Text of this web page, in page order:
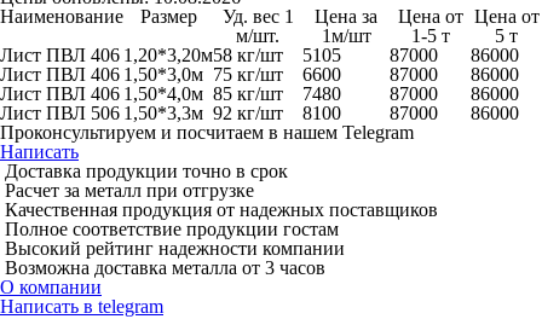
Наименование
Размер
Уд. вес 1
м/шт.
Цена за
1м/шт
Цена от
1-5 т
Цена от
5 т
Лист ПВЛ 406 1,20*3,20м58 кг/шт 5105 87000
86000
Лист ПВЛ 406 1,50*3,0м 75 кг/шт 6600 87000
86000
Лист ПВЛ 406 1,50*4,0м 85 кг/шт 7480 87000
86000
Лист ПВЛ 506 1,50*3,3м 92 кг/шт 8100 87000
86000
Проконсультируем и посчитаем в нашем Telegram
Написать
Доставка продукции точно в срок
Расчет за металл при отгрузке
Качественная продукция от надежных поставщиков
Полное соответствие продукции гостам
Высокий рейтинг надежности компании
Возможна доставка металла от 3 часов
О компании
Написать в telegram